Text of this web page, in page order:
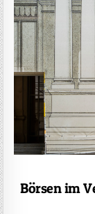
Börsen im